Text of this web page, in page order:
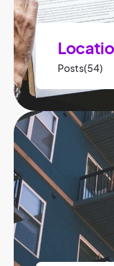
Posts(54)